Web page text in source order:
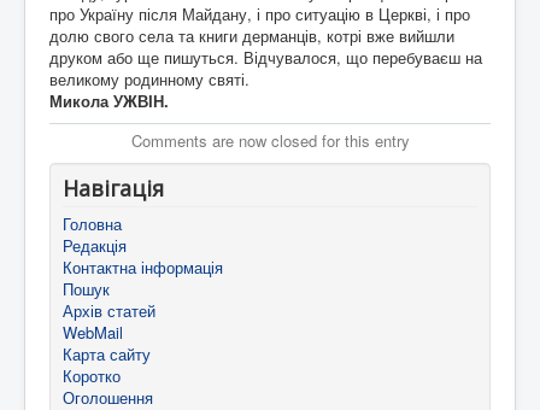
про Україну після Майдану, і про ситуацію в Церкві, і про
долю свого села та книги дерманців, котрі вже вийшли
друком або ще пишуться. Відчувалося, що перебуваєш на
великому родинному святі.
Микола УЖВІН.
Comments are now closed for this entry
Навігація
Головна
Редакція
Контактна інформація
Пошук
Архів статей
WebMail
Карта сайту
Коротко
Оголошення